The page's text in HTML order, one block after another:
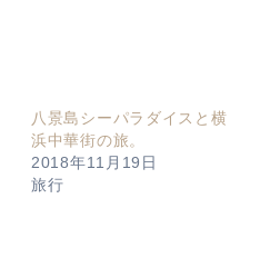
八景島シーパラダイスと横
浜中華街の旅。
2018年11月19日
旅行